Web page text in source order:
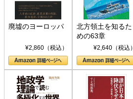
廃墟のヨーロッパ
¥2,860（税込）
北方領土を知るた
めの63章
¥2,640（税込）